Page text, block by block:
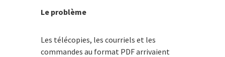
Le problème
Les télécopies, les courriels et les
commandes au format PDF arrivaient